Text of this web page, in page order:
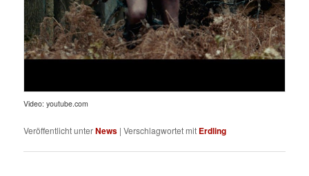
Video: youtube.com
Veröffentlicht unterNews |Verschlagwortet mit Erdling